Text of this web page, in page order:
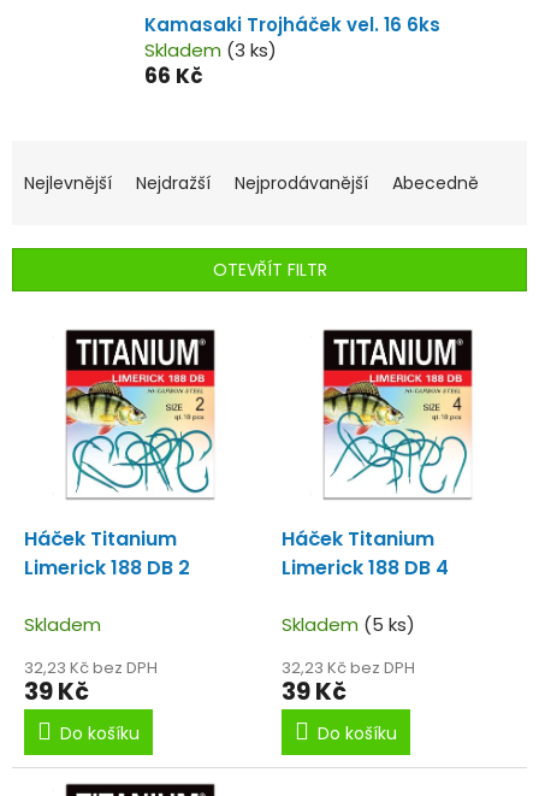
Kamasaki Trojháček vel. 16 6ks
Skladem (3 ks)
66 Kč
a
n
í
Nejlevnější Nejdražší Nejprodávanější Abecedně
OTEVŘÍT FILTR
dHáček Titanium
Limerick 188 DB 2
Skladem
32,23 Kč bez DPH
39 Kč
Do košíku
Háček Titanium
Limerick 188 DB 4
Skladem (5 ks)
32,23 Kč bez DPH
39 Kč
Do košíku